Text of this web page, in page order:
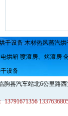
干设备 木材热风蒸汽烘
烘箱 喷漆房、烤漆房
设备
朐县汽车站北6公里路西
13791671356